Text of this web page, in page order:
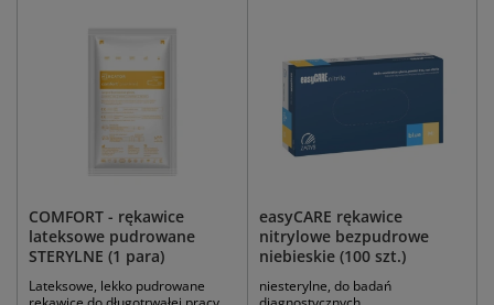
COMFORT - rękawice
lateksowe pudrowane
STERYLNE (1 para)
Lateksowe, lekko pudrowane
easyCARE rękawice
nitrylowe bezpudrowe
niebieskie (100 szt.)
niesterylne, do badań